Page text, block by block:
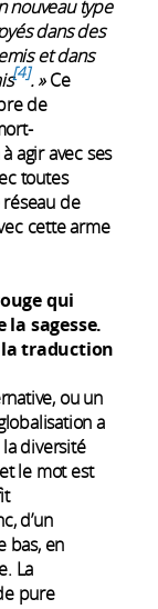
nouveau type
dans des
et dans
4 . »Ce
de
agir avec ses
toutes
réseau de
cette arme
qui
la sagesse.
la traduction
ou un
a
diversité
le mot est
d’un
bas, en
La
pure